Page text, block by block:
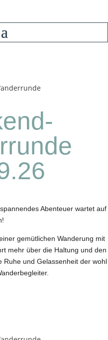
Abenteuer wartet auf
gemütlichen Wanderung mit
mehr über die Haltung und den
Ruhe und Gelassenheit der wohl